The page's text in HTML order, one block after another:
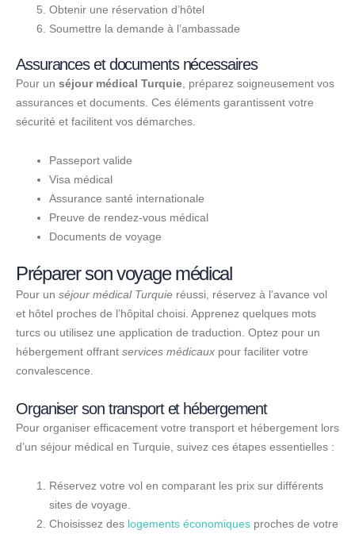
Obtenir une réservation d’hôtel
Soumettre la demande à l’ambassade
Assurances et documents nécessaires
Pour un séjour médical Turquie, préparez soigneusement vos
assurances et documents. Ces éléments garantissent votre
sécurité et facilitent vos démarches.
Passeport valide
Visa médical
Assurance santé internationale
Preuve de rendez-vous médical
Documents de voyage
Préparer son voyage médical
Pour un séjour médical Turquie réussi, réservez à l’avance vol
et hôtel proches de l’hôpital choisi. Apprenez quelques mots
turcs ou utilisez une application de traduction. Optez pour un
hébergement offrant services médicaux pour faciliter votre
convalescence.
Organiser son transport et hébergement
Pour organiser efficacement votre transport et hébergement lors
d’un séjour médical en Turquie, suivez ces étapes essentielles :
Réservez votre vol en comparant les prix sur différents
sites de voyage.
Choisissez des logements économiques proches de votre